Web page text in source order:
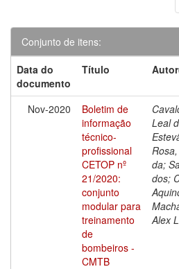
Conjunto de itens:
Data do
documento
Título
Nov-2020
Boletim de
informação
técnico-
profissional
CETOP nº
21/2020:
conjunto
modular para
treinamento
de
bombeiros -
CMTB
Leal
da;
dos;
Alex